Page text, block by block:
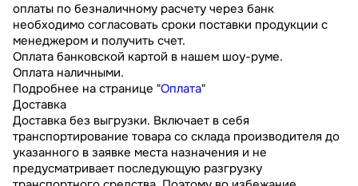
оплаты по безналичному расчету через банк
необходимо согласовать сроки поставки продукции с
менеджером и получить счет.
Оплата банковской картой в нашем шоу-руме.
Оплата наличными.
Подробнее на странице "Оплата"
Доставка
Доставка без выгрузки. Включает в себя
транспортирование товара со склада производителя до
указанного в заявке места назначения и не
предусматривает последующую разгрузку